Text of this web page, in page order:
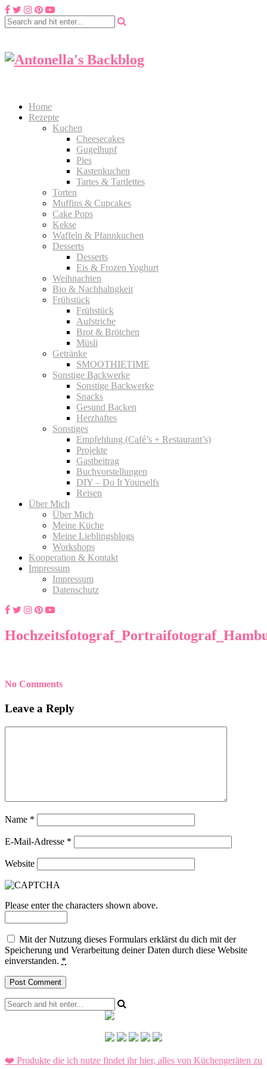
Home
Rezepte
Kuchen
Cheesecakes
Gugelhupf
Pies
Kastenkuchen
Tartes & Tartlettes
Torten
Muffins & Cupcakes
Cake Pops
Kekse
Waffeln & Pfannkuchen
Desserts
Desserts
Eis & Frozen Yoghurt
Weihnachten
Bio & Nachhaltigkeit
Frühstück
Frühstück
Aufstriche
Brot & Brötchen
Müsli
Getränke
SMOOTHIETIME
Sonstige Backwerke
Sonstige Backwerke
Snacks
Gesund Backen
Herzhaftes
Sonstiges
Empfehlung (Café’s + Restaurant’s)
Projekte
Gastbeitrag
Buchvorstellungen
DIY – Do It Yourselfs
Reisen
Über Mich
Über Mich
Meine Küche
Meine Lieblingsblogs
Workshops
Kooperation & Kontakt
Impressum
Impressum
Datenschutz
No Comments
Leave a Reply
Name *
E-Mail-Adresse *
Website
Please enter the characters shown above.
Mit der Nutzung dieses Formulars erklärst du dich mit der
Speicherung und Verarbeitung deiner Daten durch diese Website
einverstanden. *
❤️ Produkte die ich nutze findet ihr hier, alles von Küchengeräten zu